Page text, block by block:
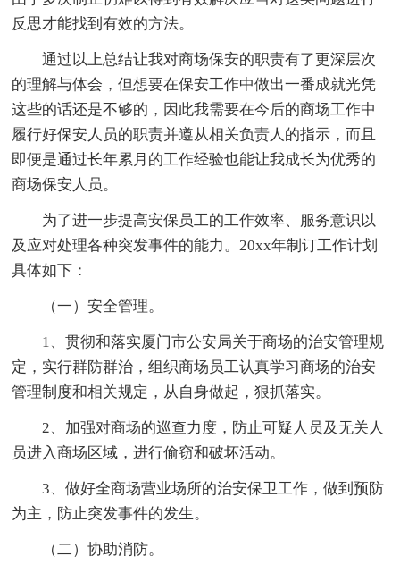
反思才能找到有效的方法。
通过以上总结让我对商场保安的职责有了更深层次
的理解与体会，但想要在保安工作中做出一番成就光凭
这些的话还是不够的，因此我需要在今后的商场工作中
履行好保安人员的职责并遵从相关负责人的指示，而且
即便是通过长年累月的工作经验也能让我成长为优秀的
商场保安人员。
为了进一步提高安保员工的工作效率、服务意识以
及应对处理各种突发事件的能力。20xx年制订工作计划
具体如下：
（一）安全管理。
1、贯彻和落实厦门市公安局关于商场的治安管理规
定，实行群防群治，组织商场员工认真学习商场的治安
管理制度和相关规定，从自身做起，狠抓落实。
2、加强对商场的巡查力度，防止可疑人员及无关人
员进入商场区域，进行偷窃和破坏活动。
3、做好全商场营业场所的治安保卫工作，做到预防
为主，防止突发事件的发生。
（二）协助消防。